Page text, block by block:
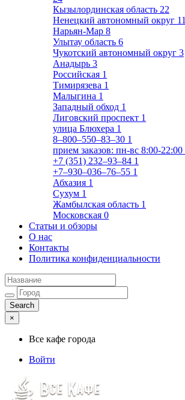
Кызылординская область 22
Ненецкий автономный округ 11
Нарьян-Мар 8
Улытау область 6
Чукотский автономный округ 3
Анадырь 3
Российская 1
Тимирязева 1
Малыгина 1
Западный обход 1
Лиговский проспект 1
улица Блюхера 1
8‒800‒550‒83‒30 1
прием заказов: пн-вс 8:00-22:00
+7 (351) 232‒93‒84 1
+7‒930‒036‒76‒55 1
Абхазия 1
Сухум 1
Жамбылская область 1
Московская 0
Статьи и обзоры
О нас
Контакты
Политика конфиденциальности
×
Все кафе города
Войти